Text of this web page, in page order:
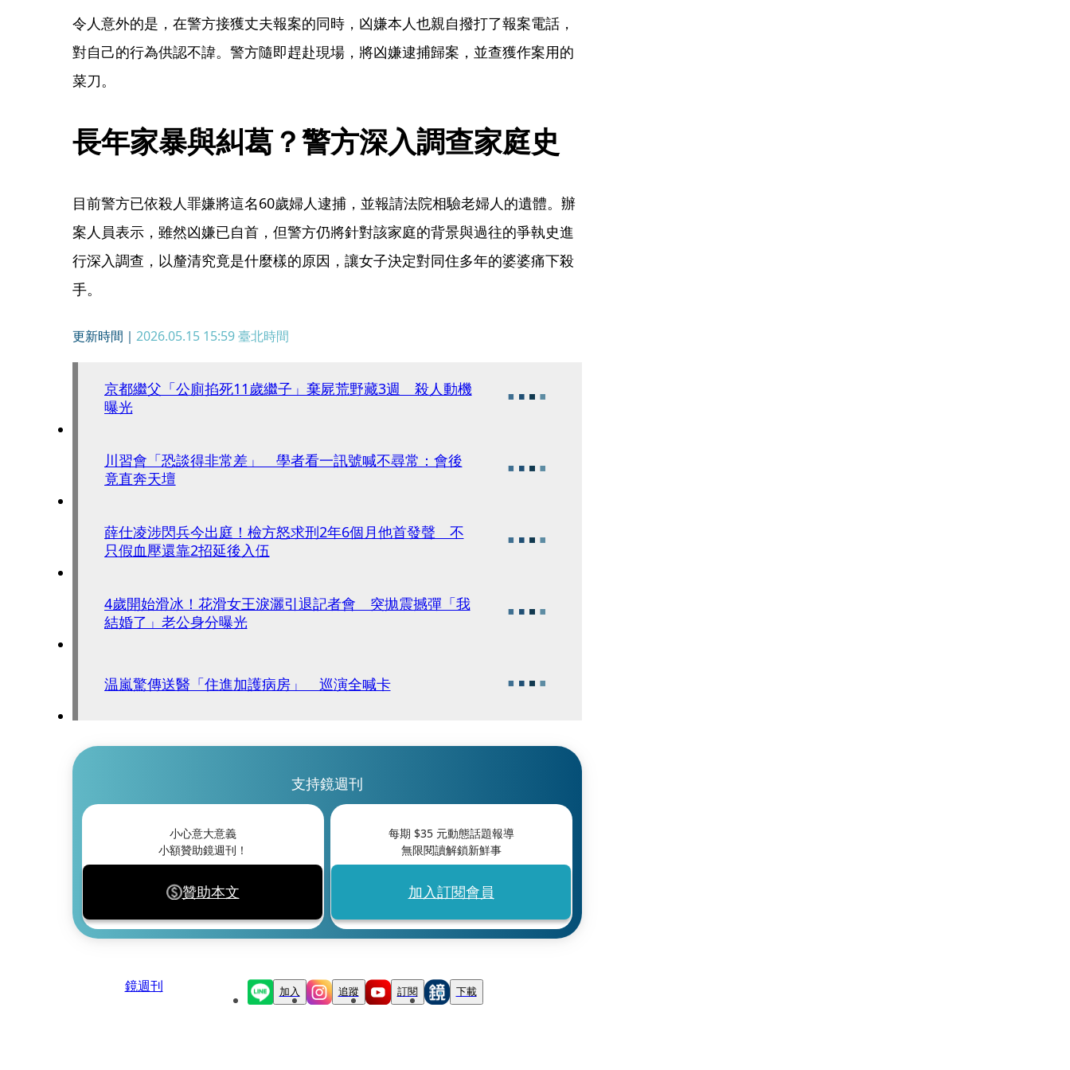
令人意外的是，在警方接獲丈夫報案的同時，凶嫌本人也親自撥打了報案電話，
對自己的行為供認不諱。警方隨即趕赴現場，將凶嫌逮捕歸案，並查獲作案用的
菜刀。
長年家暴與糾葛？警方深入調查家庭史
目前警方已依殺人罪嫌將這名60歲婦人逮捕，並報請法院相驗老婦人的遺體。辦
案人員表示，雖然凶嫌已自首，但警方仍將針對該家庭的背景與過往的爭執史進
行深入調查，以釐清究竟是什麼樣的原因，讓女子決定對同住多年的婆婆痛下殺
手。
更新時間｜ 2026.05.15 15:59臺北時間
京都繼父「公廁掐死11歲繼子」棄屍荒野藏3週 殺人動機
曝光
川習會「恐談得非常差」 學者看一訊號喊不尋常：會後
竟直奔天壇
薛仕凌涉閃兵今出庭！檢方怒求刑2年6個月他首發聲 不
只假血壓還靠2招延後入伍
4歲開始滑冰！花滑女王淚灑引退記者會 突拋震撼彈「我
結婚了」老公身分曝光
温嵐驚傳送醫「住進加護病房」 巡演全喊卡
支持鏡週刊
小心意大意義
小額贊助鏡週刊！
贊助本文
每期 $35元動態話題報導
無限閱讀解鎖新鮮事
加入訂閱會員
鏡週刊 加入 追蹤 訂閱 下載